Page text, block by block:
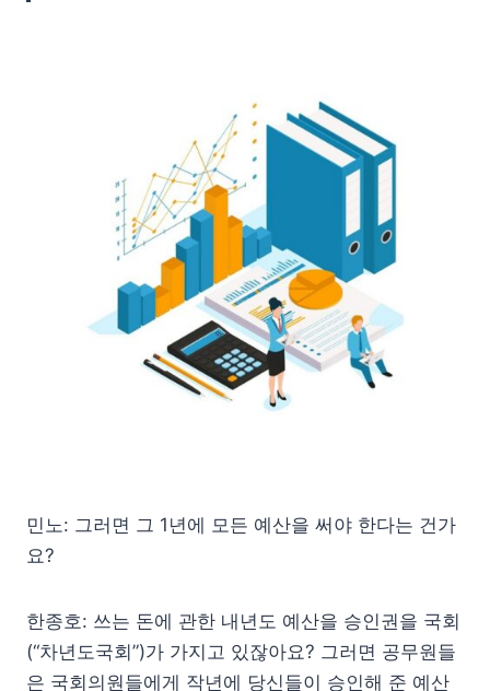
민노: 그러면 그 1년에 모든 예산을 써야 한다는 건가
요?
한종호: 쓰는 돈에 관한 내년도 예산을 승인권을 국회
(“차년도국회”)가 가지고 있잖아요? 그러면 공무원들
은 국회의원들에게 작년에 당신들이 승인해 준 예산